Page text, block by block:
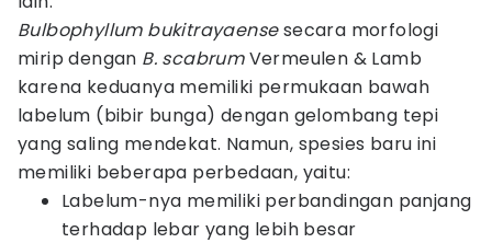
Bulbophyllum bukitrayaensesecara morfologi
mirip dengan B. scabrumVermeulen & Lamb
karena keduanya memiliki permukaan bawah
labelum (bibir bunga) dengan gelombang tepi
yang saling mendekat. Namun, spesies baru ini
memiliki beberapa perbedaan, yaitu:
Labelum-nya memiliki perbandingan panjang
terhadap lebar yang lebih besar